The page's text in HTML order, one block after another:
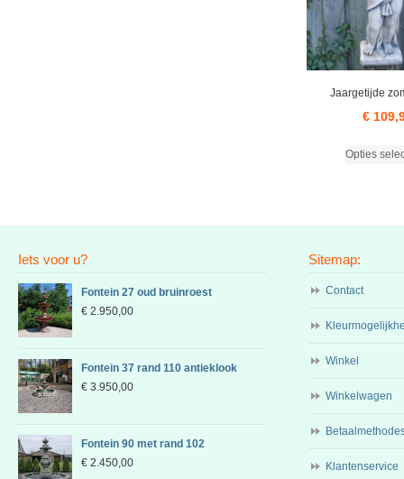
Jaargetijde
€
Opties
Iets voor u?
Fontein 27 oud bruinroest
€ 2.950,00
Fontein 37 rand 110 antieklook
€ 3.950,00
Fontein 90 met rand 102
€ 2.450,00
Sitemap:
Contact
Winkel
Winkelwagen
Klantenservice